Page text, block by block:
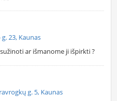
23, Kaunas
ar išmanome ji išpirkti ?
g. 5, Kaunas